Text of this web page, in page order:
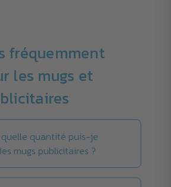
fréquemment
les mugs et
quantité puis-je
mugs publicitaires ?